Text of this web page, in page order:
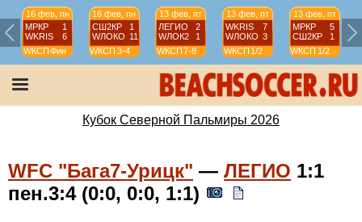
16 фев, пн
МРКР
1
WKRIS
6
WКСПФин
16 фев, пн
СШ2КР
1
WЛОКО 11
WКСП 3-4
13 фев, пт
ЛЕГИО
2
WЛОК2
1
WКСП 7-8
13 фев, пт
WKRIS
7
WЛОКО 3
WКСП 1/2
13 фев, пт
МРКР
5
СШ2КР
1
WКСП 1/2
Кубок Северной Пальмиры 2026
WFC "Бага7-Урицк" — ЛЕГИО 1:1
пен.3:4 (0:0, 0:0, 1:1)